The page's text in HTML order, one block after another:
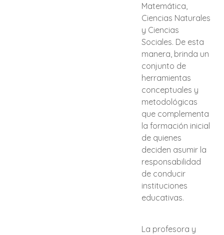
Matemática,
Ciencias Naturales
y Ciencias
Sociales. De esta
manera, brinda un
conjunto de
herramientas
conceptuales y
metodológicas
que complementa
la formación inicial
de quienes
deciden asumir la
responsabilidad
de conducir
instituciones
educativas.
La profesora y